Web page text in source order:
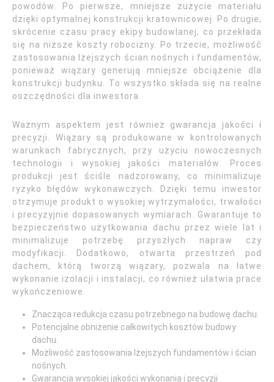
powodów. Po pierwsze, mniejsze zużycie materiału
dzięki optymalnej konstrukcji kratownicowej. Po drugie,
skrócenie czasu pracy ekipy budowlanej, co przekłada
się na niższe koszty robocizny. Po trzecie, możliwość
zastosowania lżejszych ścian nośnych i fundamentów,
ponieważ wiązary generują mniejsze obciążenie dla
konstrukcji budynku. To wszystko składa się na realne
oszczędności dla inwestora.
Ważnym aspektem jest również gwarancja jakości i
precyzji. Wiązary są produkowane w kontrolowanych
warunkach fabrycznych, przy użyciu nowoczesnych
technologii i wysokiej jakości materiałów. Proces
produkcji jest ściśle nadzorowany, co minimalizuje
ryzyko błędów wykonawczych. Dzięki temu inwestor
otrzymuje produkt o wysokiej wytrzymałości, trwałości
i precyzyjnie dopasowanych wymiarach. Gwarantuje to
bezpieczeństwo użytkowania dachu przez wiele lat i
minimalizuje potrzebę przyszłych napraw czy
modyfikacji. Dodatkowo, otwarta przestrzeń pod
dachem, którą tworzą wiązary, pozwala na łatwe
wykonanie izolacji i instalacji, co również ułatwia prace
wykończeniowe.
Znacząca redukcja czasu potrzebnego na budowę dachu.
Potencjalne obniżenie całkowitych kosztów budowy
dachu.
Możliwość zastosowania lżejszych fundamentów i ścian
nośnych.
Gwarancja wysokiej jakości wykonania i precyzji